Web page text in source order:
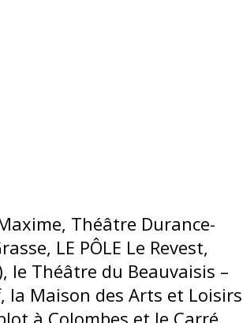
Théâtre Durance-
LE PÔLE Le Revest,
le Théâtre du Beauvaisis –
la Maison des Arts et
à Colombes et le Carré